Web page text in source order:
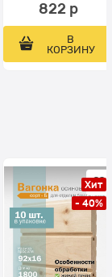
822 р
В
КОРЗИНУ
Хит
- 40%